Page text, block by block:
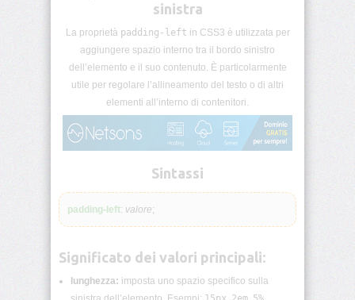
Pseudo-
CSS
Browser
sinistra
La proprietà padding-left in CSS3 è utilizzata per
aggiungere spazio interno tra il bordo sinistro
dell’elemento e il suo contenuto. È particolarmente
utile per regolare l’allineamento del testo o di altri
elementi all’interno di contenitori.
Sintassi
padding-left: valore;
Significato dei valori principali:
lunghezza: imposta uno spazio specifico sulla